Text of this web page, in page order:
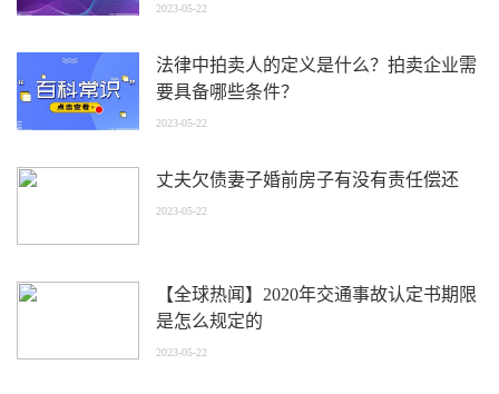
2023-05-22
法律中拍卖人的定义是什么？拍卖企业需
要具备哪些条件？
2023-05-22
丈夫欠债妻子婚前房子有没有责任偿还
2023-05-22
【全球热闻】2020年交通事故认定书期限
是怎么规定的
2023-05-22